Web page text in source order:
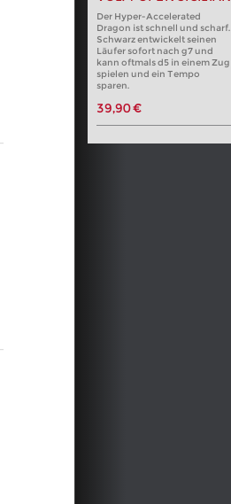
Der Hyper-Accelerated
Dragon ist schnell und scharf.
Schwarz entwickelt seinen
Läufer sofort nach g7 und
kann oftmals d5 in einem Zug
spielen und ein Tempo
sparen.
39,90 €